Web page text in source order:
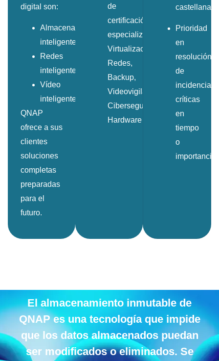
digital son:
Almacenamiento
inteligente
Redes
inteligentes
Vídeo
inteligente.
QNAP
ofrece a sus
clientes
soluciones
completas
preparadas
para el
futuro.
de
certificación
especializada:
Virtualización,
Redes,
Backup,
Videovigilancia,
Ciberseguridad,
Hardware…
castellana.
Prioridad
en
resolución
de
incidencias
críticas
en
tiempo
o
importancia
El almacenamiento inmutable de
QNAP es una tecnología que impide
que los datos almacenados puedan
ser modificados o eliminados. Se